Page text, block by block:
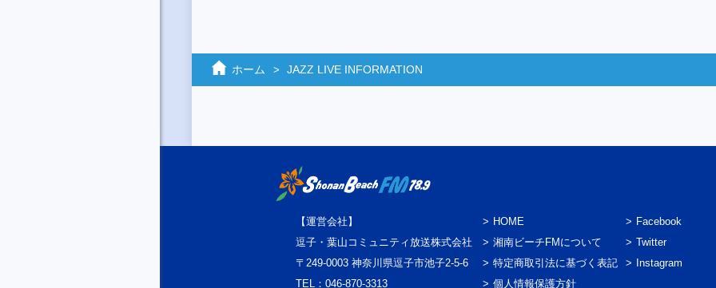
ホーム JAZZ LIVE INFORMATION
【運営会社】
逗子・葉山コミュニティ放送株式会社
〒249-0003 神奈川県逗子市池子2-5-6
TEL：046-870-3313
HOME
湘南ビーチFMについて
特定商取引法に基づく表記
個人情報保護方針
Facebook
Twitter
Instagram